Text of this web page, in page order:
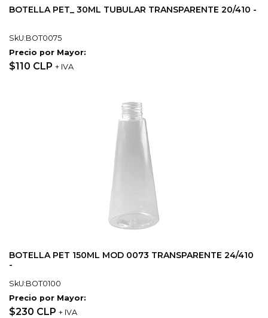
BOTELLA PET_ 30ML TUBULAR TRANSPARENTE 20/410 -
SkU:BOT0075
Precio por Mayor:
$110 CLP + IVA
BOTELLA PET 150ML MOD 0073 TRANSPARENTE 24/410
-
SkU:BOT0100
Precio por Mayor:
$230 CLP + IVA